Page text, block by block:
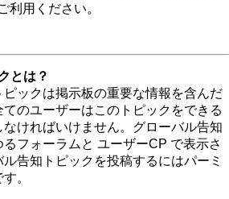
利用ください。
とは？
ピックは掲示板の重要な情報を含んだ
てのユーザーはこのトピックをできる
ければいけません。グローバル告知
るフォーラムと ユーザーCP で表示さ
告知トピックを投稿するにはパーミ
。